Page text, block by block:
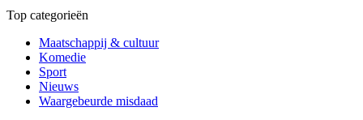
Top categorieën
Maatschappij & cultuur
Komedie
Sport
Nieuws
Waargebeurde misdaad